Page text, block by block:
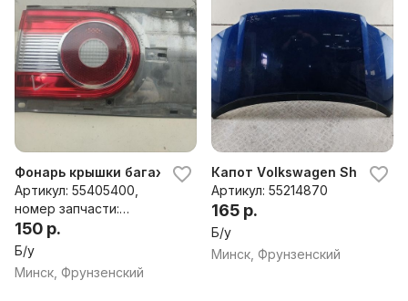
Фонарь крышки багажника левый Volkswagen Sharan (2
Артикул: 55405400,
номер запчасти:
7M3945253
150 р.
Б/у
Минск, Фрунзенский
Капот Volkswagen Sharan
Артикул: 55214870
165 р.
Б/у
Минск, Фрунзенский